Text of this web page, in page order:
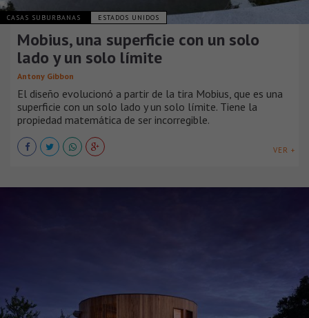
CASAS SUBURBANAS ESTADOS UNIDOS
Mobius, una superficie con un solo
lado y un solo límite
Antony Gibbon
El diseño evolucionó a partir de la tira Mobius, que es una
superficie con un solo lado y un solo límite. Tiene la
propiedad matemática de ser incorregible.
VER +